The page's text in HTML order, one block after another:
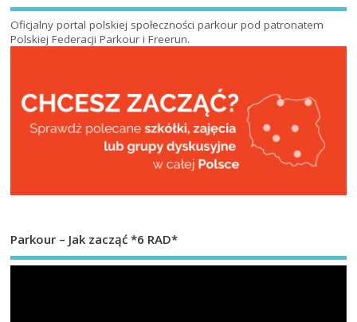
Oficjalny portal polskiej społeczności parkour pod patronatem
Polskiej Federacji Parkour i Freerun.
Parkour – Jak zacząć *6 RAD*